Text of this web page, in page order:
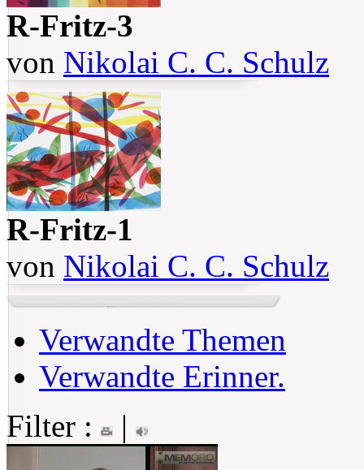
R-Fritz-3
von Nikolai C. C. Schulz
R-Fritz-1
von Nikolai C. C. Schulz
Verwandte Themen
Verwandte Erinner.
Filter :
|